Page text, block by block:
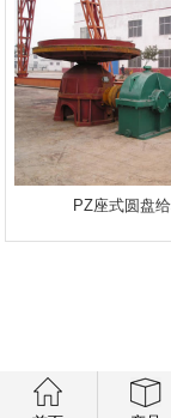
PZ座式圆盘